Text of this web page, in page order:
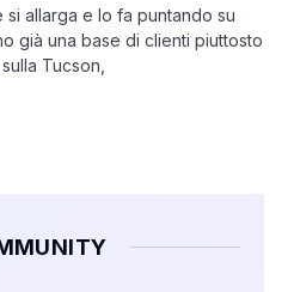
si allarga e lo fa puntando su
già una base di clienti piuttosto
Tucson,